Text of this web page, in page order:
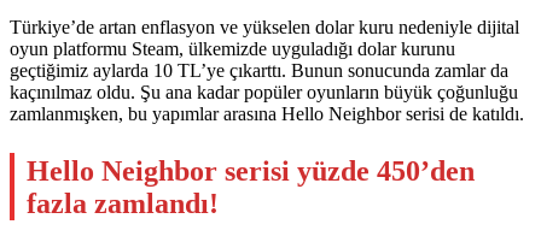
Türkiye’de artan enflasyon ve yükselen dolar kuru nedeniyle dijital
oyun platformu Steam, ülkemizde uyguladığı dolar kurunu
geçtiğimiz aylarda 10 TL’ye çıkarttı. Bunun sonucunda zamlar da
kaçınılmaz oldu. Şu ana kadar popüler oyunların büyük çoğunluğu
zamlanmışken, bu yapımlar arasına Hello Neighbor serisi de katıldı.
Hello Neighbor serisi yüzde 450’den
fazla zamlandı!